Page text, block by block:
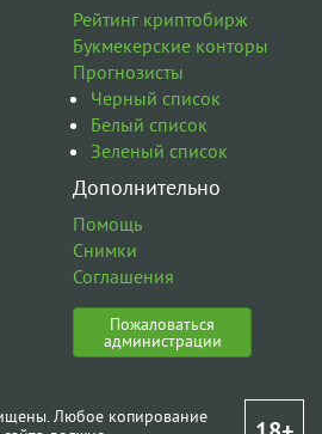
Рейтинг криптобирж
Букмекерские конторы
Прогнозисты
Черный список
Белый список
Зеленый список
Дополнительно
Помощь
Снимки
Соглашения
Пожаловаться
администрации
Любое копирование